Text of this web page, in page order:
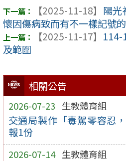
相關公告
2026-07-23 生教體育組
交通局製作「毒駕零容忍
報1份
2026-07-14 生教體育組
【2025-11-18】 陽光
懷因傷病致而有不一樣記號
【2025-11-17】 114-
及範圍